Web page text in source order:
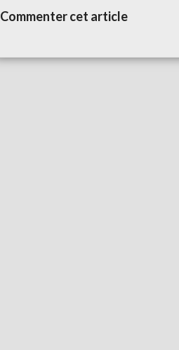
Commenter cet article